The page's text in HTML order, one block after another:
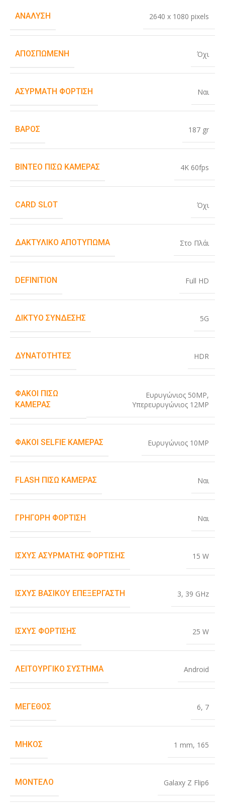
ΑΝΆΛΥΣΗ 2640 x 1080 pixels
ΑΠΟΣΠΏΜΕΝΗ Όχι
ΑΣΎΡΜΑΤΗ ΦΌΡΤΙΣΗ Ναι
ΒΆΡΟΣ 187 gr
ΒΊΝΤΕΟ ΠΊΣΩ ΚΆΜΕΡΑΣ 4K 60fps
CARD SLOT Όχι
ΔΑΚΤΥΛΙΚΌ ΑΠΟΤΎΠΩΜΑ Στο Πλάι
DEFINITION Full HD
ΔΊΚΤΥΟ ΣΎΝΔΕΣΗΣ 5G
ΔΥΝΑΤΌΤΗΤΕΣ HDR
ΦΑΚΟΊ ΠΊΣΩ
ΚΆΜΕΡΑΣ
Ευρυγώνιος 50MP,
Υπερευρυγώνιος 12MP
ΦΑΚΟΊ SELFIE ΚΆΜΕΡΑΣ Ευρυγώνιος 10MP
FLASH ΠΊΣΩ ΚΆΜΕΡΑΣ Ναι
ΓΡΉΓΟΡΗ ΦΌΡΤΙΣΗ Ναι
ΙΣΧΎΣ ΑΣΎΡΜΑΤΗΣ ΦΌΡΤΙΣΗΣ 15 W
ΙΣΧΎΣ ΒΑΣΙΚΟΎ ΕΠΕΞΕΡΓΑΣΤΉ 3, 39 GHz
ΙΣΧΎΣ ΦΌΡΤΙΣΗΣ 25 W
ΛΕΙΤΟΥΡΓΙΚΌ ΣΎΣΤΗΜΑ Android
ΜΈΓΕΘΟΣ 6, 7
ΜΉΚΟΣ 1 mm, 165
ΜΟΝΤΈΛΟ Galaxy Z Flip6